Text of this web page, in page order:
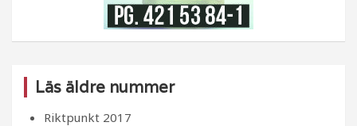
Läs äldre nummer
Riktpunkt 2017